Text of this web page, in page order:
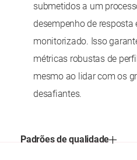
submetidos a um
desempenho de
monitorizado. Isso
métricas robustas de
mesmo ao lidar com os
desafiantes.
Padrões de qualidade